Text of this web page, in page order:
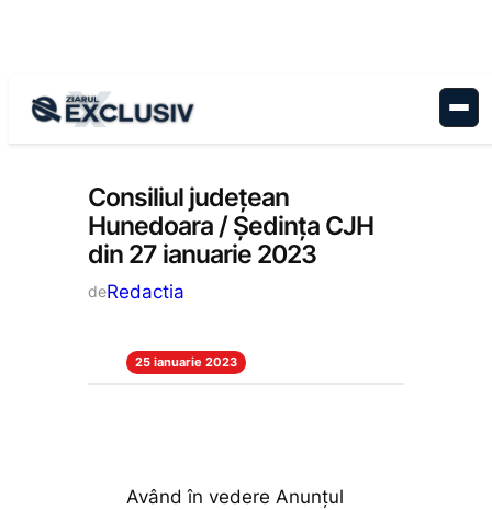
Administrație
Consiliul județean
Hunedoara / Ședința CJH
din 27 ianuarie 2023
deRedactia
25 ianuarie 2023
Având în vedere Anunțul